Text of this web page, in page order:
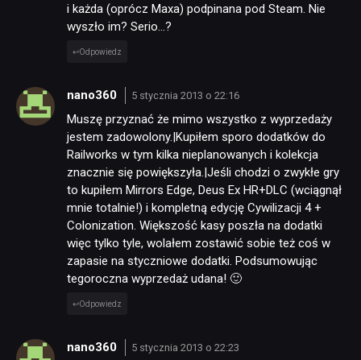
i każda (oprócz Maxa) podpinana pod Steam. Nie
wyszło im? Serio…?
Odpowiedz
nano360 5 stycznia 2013 o 22:16
Muszę przyznać że mimo wszystko z wyprzedaży
jestem zadowolony.|Kupiłem sporo dodatków do
Railworks w tym kilka nieplanowanych i kolekcja
znacznie się powiększyła.|Jeśli chodzi o zwykłe gry
to kupiłem Mirrors Edge, Deus Ex HR+DLC (wciągnął
mnie totalnie!) i kompletną edycję Cywilizacji 4 +
Colonization. Większość kasy poszła na dodatki
więc tylko tyle, wolałem zostawić sobie też coś w
zapasie na styczniowe dodatki. Podsumowując
tegoroczna wyprzedaż udana! 🙂
Odpowiedz
nano360 5 stycznia 2013 o 22:23